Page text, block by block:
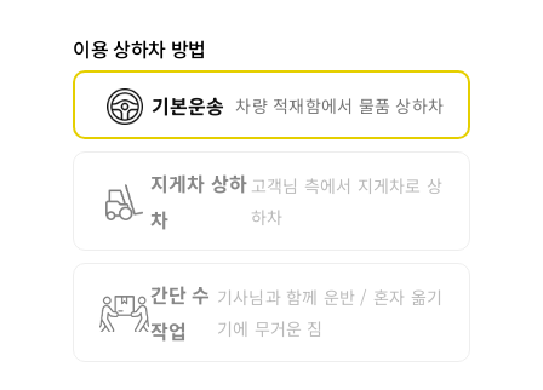
이용 상하차 방법
기본운송 차량 적재함에서 물품 상하차
지게차 상하
차
고객님 측에서 지게차로 상
하차
간단 수
작업
기사님과 함께 운반 / 혼자 옮기
기에 무거운 짐